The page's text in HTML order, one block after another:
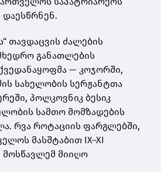
თავდაცვის ძალების
განათლების
— კოჯორში,
სახელობის სერჟანტთა
პოლკოვნიკ ბესიკ
სამთო მომზადების
რვა როტაციის ფარგლებში,
მასშტაბით IX–XI
მოსწავლემ მიიღო